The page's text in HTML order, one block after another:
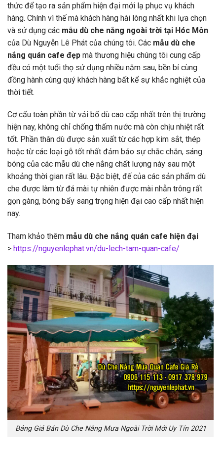
thức để tạo ra sản phẩm hiện đại mới lạ phục vụ khách
hàng. Chính vì thế mà khách hàng hài lòng nhất khi lựa chọn
và sử dụng các mẫu dù che nắng ngoài trời tại Hóc Môn
của Dù Nguyễn Lê Phát của chúng tôi. Các mẫu dù che
nắng quán cafe đẹp mà thương hiệu chúng tôi cung cấp
đều có một tuổi thọ sử dụng nhiều năm sau, bền bỉ cùng
đồng hành cùng quý khách hàng bất kể sự khắc nghiệt của
thời tiết.
Cơ cấu toàn phần từ vải bố dù cao cấp nhất trên thị trường
hiện nay, không chỉ chống thấm nước mà còn chịu nhiệt rất
tốt. Phần thân dù được sản xuất từ các hợp kim sắt, thép
hoặc từ các loại gỗ tốt nhất đảm bảo sự chắc chắn, sáng
bóng của các mẫu dù che nắng chất lượng này sau một
khoảng thời gian rất lâu. Đặc biệt, đế của các sản phẩm dù
che được làm từ đá mài tự nhiên được mài nhẵn trông rất
gọn gàng, bóng bẩy sang trọng hiện đại cao cấp nhất hiện
nay.
Tham khảo thêm mẫu dù che nắng quán cafe hiện đại
> https://nguyenlephat.vn/du-lech-tam-quan-cafe/
Bảng Giá Bán Dù Che Nắng Mưa Ngoài Trời Mới Uy Tín 2021